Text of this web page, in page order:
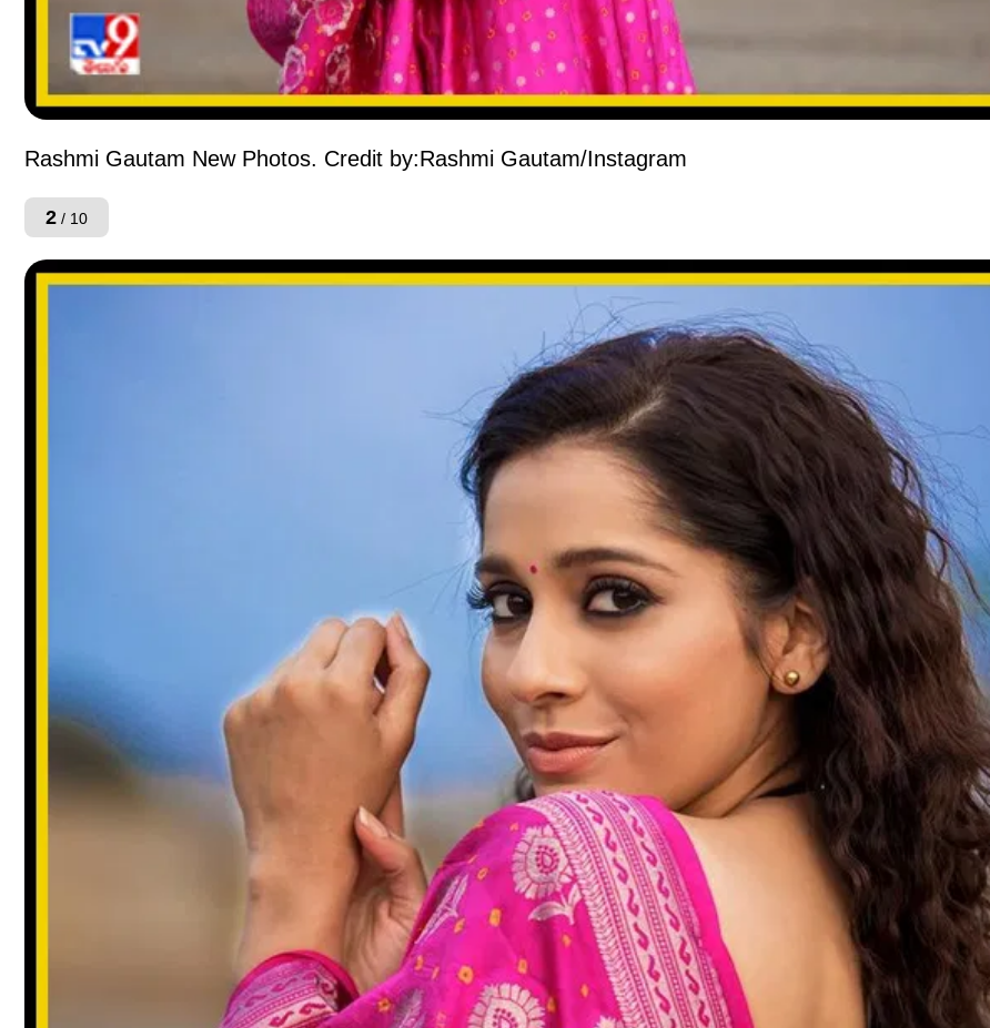
Rashmi Gautam New Photos. Credit by:Rashmi Gautam/Instagram
2 / 10